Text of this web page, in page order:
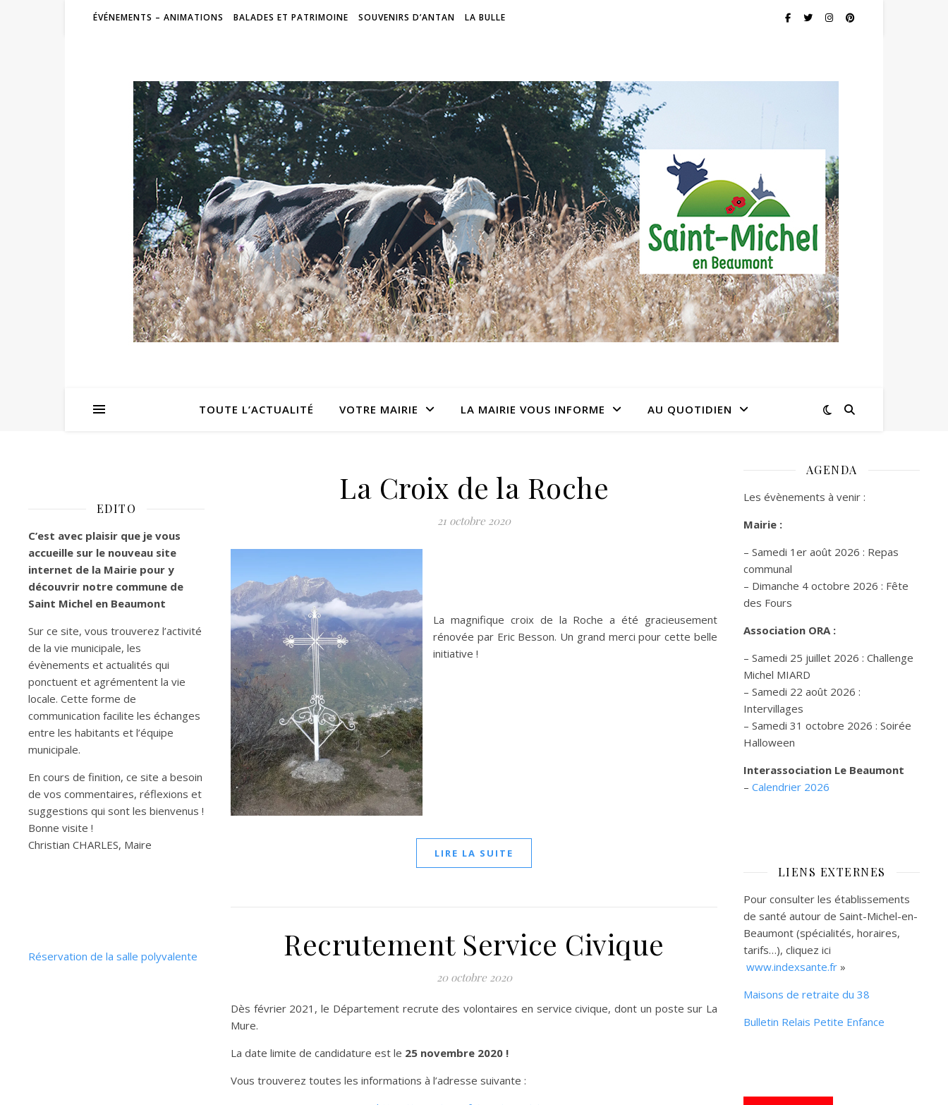
ÉVÉNEMENTS – ANIMATIONS BALADES ET PATRIMOINE SOUVENIRS D’ANTAN LA BULLE
TOUTE L’ACTUALITÉ VOTRE MAIRIE LA MAIRIE VOUS INFORME AU QUOTIDIEN
EDITO
C’est avec plaisir que je vous
accueille sur le nouveau site
internet de la Mairie pour y
découvrir notre commune de
Saint Michel en Beaumont
Sur ce site, vous trouverez l’activité
de la vie municipale, les
évènements et actualités qui
ponctuent et agrémentent la vie
locale. Cette forme de
communication facilite les échanges
entre les habitants et l’équipe
municipale.
En cours de finition, ce site a besoin
de vos commentaires, réflexions et
suggestions qui sont les bienvenus !
Bonne visite !
Christian CHARLES, Maire
Réservation de la salle polyvalente
La Croix de la Roche
21 octobre 2020
La magnifique croix de la Roche a été gracieusement
rénovée par Eric Besson. Un grand merci pour cette belle
initiative !
LIRE LA SUITE
Recrutement Service Civique
20 octobre 2020
Dès février 2021, le Département recrute des volontaires en service civique, dont un poste sur La
Mure.
La date limite de candidature est le 25 novembre 2020 !
Vous trouverez toutes les informations à l’adresse suivante :
AGENDA
Les évènements à venir :
Mairie :
– Samedi 1er août 2026 : Repas
communal
– Dimanche 4 octobre 2026 : Fête
des Fours
Association ORA :
– Samedi 25 juillet 2026 : Challenge
Michel MIARD
– Samedi 22 août 2026 :
Intervillages
– Samedi 31 octobre 2026 : Soirée
Halloween
Interassociation Le Beaumont
– Calendrier 2026
LIENS EXTERNES
Pour consulter les établissements
de santé autour de Saint-Michel-en-
Beaumont (spécialités, horaires,
tarifs…), cliquez ici
www.indexsante.fr »
Maisons de retraite du 38
Bulletin Relais Petite Enfance